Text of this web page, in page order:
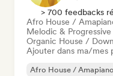
> 700 feedbacks
Afro House /
Melodic & Progressive
Organic House /
Ajouter dans ma/mes
Afro House / Amapiano